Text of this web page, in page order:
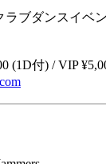
ブダンスイベ
(1D付) / VIP